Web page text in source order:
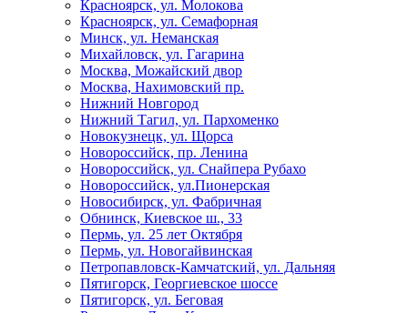
Красноярск, ул. Молокова
Красноярск, ул. Семафорная
Минск, ул. Неманская
Михайловск, ул. Гагарина
Москва, Можайский двор
Москва, Нахимовский пр.
Нижний Новгород
Нижний Тагил, ул. Пархоменко
Новокузнецк, ул. Щорса
Новороссийск, пр. Ленина
Новороссийск, ул. Снайпера Рубахо
Новороссийск, ул.Пионерская
Новосибирск, ул. Фабричная
Обнинск, Киевское ш., 33
Пермь, ул. 25 лет Октября
Пермь, ул. Новогайвинская
Петропавловск-Камчатский, ул. Дальняя
Пятигорск, Георгиевское шоссе
Пятигорск, ул. Беговая